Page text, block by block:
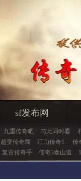
sf发布网
九重传奇吧 与此同时看
超变传奇简 江山传奇1.
传
复古传奇手 传奇3泰山道